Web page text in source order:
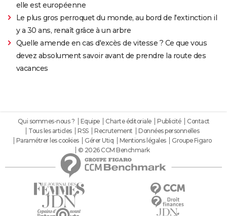
elle est européenne
Le plus gros perroquet du monde, au bord de l'extinction il
y a 30 ans, renaît grâce à un arbre
Quelle amende en cas d'excès de vitesse ? Ce que vous
devez absolument savoir avant de prendre la route des
vacances
Qui sommes-nous ? Equipe Charte éditoriale Publicité
Contact
Tous les articles
RSS Recrutement
Données personnelles
Paramétrer les cookies
Gérer Utiq Mentions légales
Groupe Figaro
© 2026 CCM Benchmark